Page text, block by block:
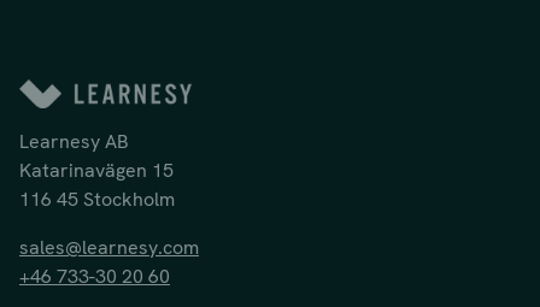
Learnesy AB
Katarinavägen 15
116 45 Stockholm
sales@learnesy.com
+46 733-30 20 60